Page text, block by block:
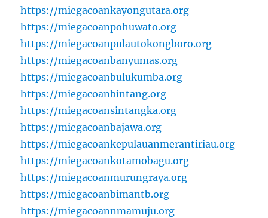
https://miegacoankayongutara.org
https://miegacoanpohuwato.org
https://miegacoanpulautokongboro.org
https://miegacoanbanyumas.org
https://miegacoanbulukumba.org
https://miegacoanbintang.org
https://miegacoansintangka.org
https://miegacoanbajawa.org
https://miegacoankepulauanmerantiriau.org
https://miegacoankotamobagu.org
https://miegacoanmurungraya.org
https://miegacoanbimantb.org
https://miegacoannmamuju.org